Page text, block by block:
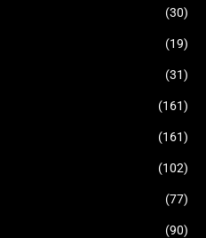
(30)
(19)
(31)
(161)
(161)
(102)
(77)
(90)